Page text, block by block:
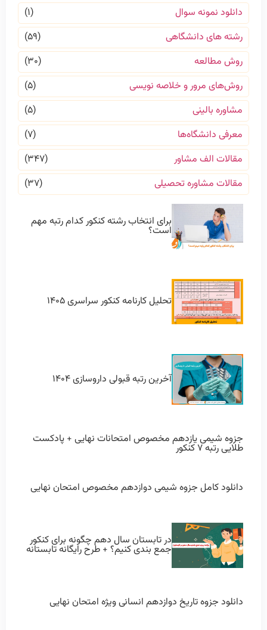
دانلود نمونه سوال
(۱)
رشته های دانشگاهی
(۵۹)
روش مطالعه
(۳۰)
روش‌های مرور و خلاصه نویسی
(۵)
مشاوره بالینی
(۵)
معرفی دانشگاه‌ها
(۷)
مقالات الف مشاور
(۳۴۷)
مقالات مشاوره تحصیلی
(۳۷)
برای انتخاب رشته کنکور کدام رتبه مهم
است؟
تحلیل کارنامه کنکور سراسری ۱۴۰۵
آخرین رتبه قبولی داروسازی ۱۴۰۴
جزوه شیمی یازدهم مخصوص امتحانات نهایی + پادکست
طلایی رتبه ۷ کنکور
دانلود کامل جزوه شیمی دوازدهم مخصوص امتحان نهایی
در تابستان سال دهم چگونه برای کنکور
جمع بندی کنیم؟ + طرح رایگانه تابستانه
دانلود جزوه تاریخ دوازدهم انسانی ویژه امتحان نهایی